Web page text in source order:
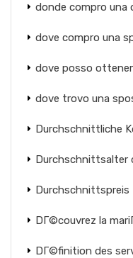
donde compro una
dove compro una
dove posso
dove trovo una
Durchschnittliche
Durchschnittsalter
Durchschnittspreis
DГ©couvrez la
DГ©finition des